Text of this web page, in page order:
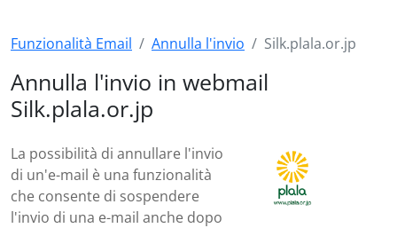
Funzionalità Email Annulla l'invio Silk.plala.or.jp
Annulla l'invio in webmail
Silk.plala.or.jp
La possibilità di annullare l'invio
di un'e-mail è una funzionalità
che consente di sospendere
l'invio di una e-mail anche dopo